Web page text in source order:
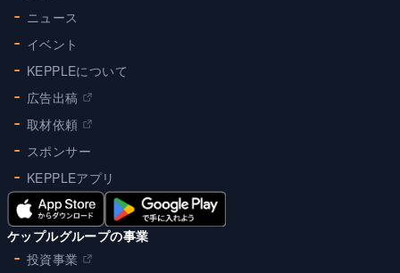
ニュース
イベント
KEPPLEについて
広告出稿
取材依頼
スポンサー
KEPPLEアプリ
ケップルグループの事業
投資事業